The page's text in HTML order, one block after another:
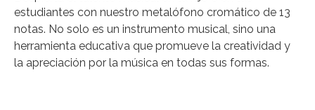
estudiantes con nuestro metalófono cromático de 13
notas. No solo es un instrumento musical, sino una
herramienta educativa que promueve la creatividad y
la apreciación por la música en todas sus formas.